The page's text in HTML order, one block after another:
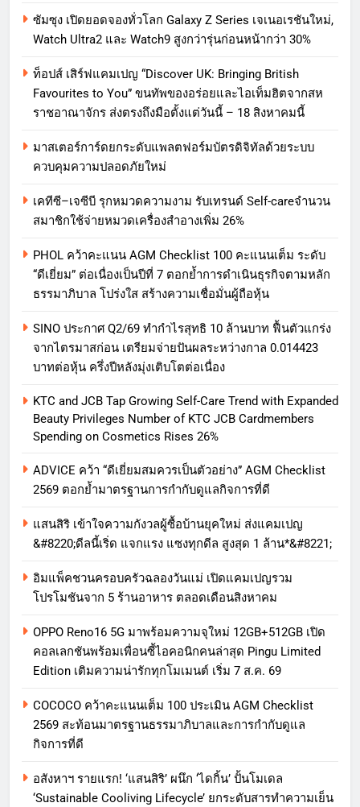
ซัมซุง เปิดยอดจองทั่วโลก Galaxy Z Series เจเนอเรชันใหม่,
Watch Ultra2 และ Watch9 สูงกว่ารุ่นก่อนหน้ากว่า 30%
ท็อปส์ เสิร์ฟแคมเปญ “Discover UK: Bringing British
Favourites to You” ขนทัพของอร่อยและไอเท็มฮิตจากสห
ราชอาณาจักร ส่งตรงถึงมือตั้งแต่วันนี้ – 18 สิงหาคมนี้
มาสเตอร์การ์ดยกระดับแพลตฟอร์มบัตรดิจิทัลด้วยระบบ
ควบคุมความปลอดภัยใหม่
เคทีซี–เจซีบี รุกหมวดความงาม รับเทรนด์ Self-careจำนวน
สมาชิกใช้จ่ายหมวดเครื่องสำอางเพิ่ม 26%
PHOL คว้าคะแนน AGM Checklist 100 คะแนนเต็ม ระดับ
“ดีเยี่ยม” ต่อเนื่องเป็นปีที่ 7 ตอกย้ำการดำเนินธุรกิจตามหลัก
ธรรมาภิบาล โปร่งใส สร้างความเชื่อมั่นผู้ถือหุ้น
SINO ประกาศ Q2/69 ทำกำไรสุทธิ 10 ล้านบาท ฟื้นตัวแกร่ง
จากไตรมาสก่อน เตรียมจ่ายปันผลระหว่างกาล 0.014423
บาทต่อหุ้น ครึ่งปีหลังมุ่งเติบโตต่อเนื่อง
KTC and JCB Tap Growing Self-Care Trend with Expanded
Beauty Privileges Number of KTC JCB Cardmembers
Spending on Cosmetics Rises 26%
ADVICE คว้า “ดีเยี่ยมสมควรเป็นตัวอย่าง” AGM Checklist
2569 ตอกย้ำมาตรฐานการกำกับดูแลกิจการที่ดี
แสนสิริ เข้าใจความกังวลผู้ซื้อบ้านยุคใหม่ ส่งแคมเปญ
&#8220;ดีลนี้เริ่ด แจกแรง แซงทุกดีล สูงสุด 1 ล้าน*&#8221;
อิมแพ็คชวนครอบครัวฉลองวันแม่ เปิดแคมเปญรวม
โปรโมชันจาก 5 ร้านอาหาร ตลอดเดือนสิงหาคม
OPPO Reno16 5G มาพร้อมความจุใหม่ 12GB+512GB เปิด
คอลเลกชันพร้อมเพื่อนซี้ไอคอนิกคนล่าสุด Pingu Limited
Edition เติมความน่ารักทุกโมเมนต์ เริ่ม 7 ส.ค. 69
COCOCO คว้าคะแนนเต็ม 100 ประเมิน AGM Checklist
2569 สะท้อนมาตรฐานธรรมาภิบาลและการกำกับดูแล
กิจการที่ดี
อสังหาฯ รายแรก! ‘แสนสิริ’ ผนึก ‘ไดกิ้น’ ปั้นโมเดล
‘Sustainable Cooliving Lifecycle’ ยกระดับสารทำความเย็น